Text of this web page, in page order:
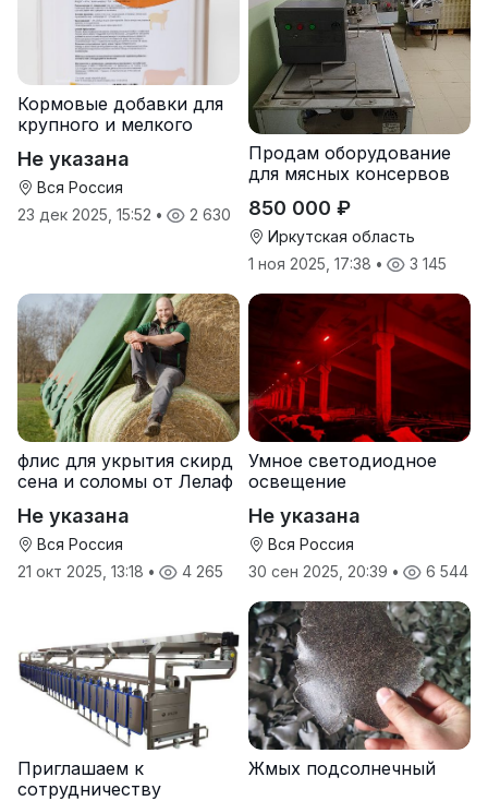
Кормовые добавки для
крупного и мелкого
Не указана
Вся Россия
23 дек 2025, 15:52 • 2 630
Продам оборудование
для мясных консервов
850 000 ₽
Иркутская область
1 ноя 2025, 17:38 • 3 145
флис для укрытия скирд
сена и соломы от Лелаф
Не указана
Вся Россия
21 окт 2025, 13:18 • 4 265
Умное светодиодное
освещение
Не указана
Вся Россия
30 сен 2025, 20:39 • 6 544
Приглашаем к
сотрудничеству
Жмых подсолнечный